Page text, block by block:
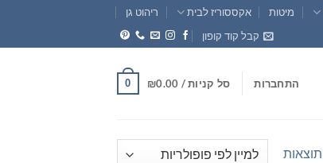
מיטות אקססוריז לבית
ריהוט גן
קבל קוד קופון
התחברות סל קניות / ₪0.00
0
ממוין